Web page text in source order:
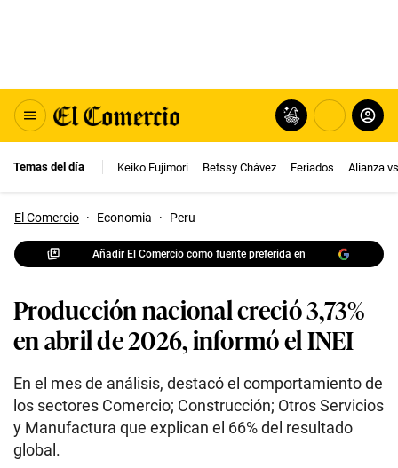
Temas del día Keiko Fujimori Betssy Chávez Feriados Alianza
El Comercio · Economia · Peru
Añadir El Comercio como fuente preferida en
Producción nacional creció 3,73%
en abril de 2026, informó el INEI
En el mes de análisis, destacó el comportamiento de
los sectores Comercio; Construcción; Otros Servicios
y Manufactura que explican el 66% del resultado
global.